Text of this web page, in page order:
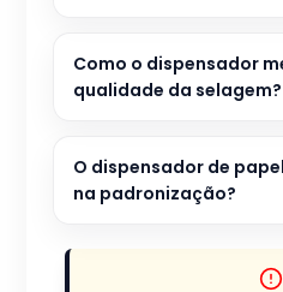
Como o dispensador
qualidade da selagem?
O dispensador de
na padronização?